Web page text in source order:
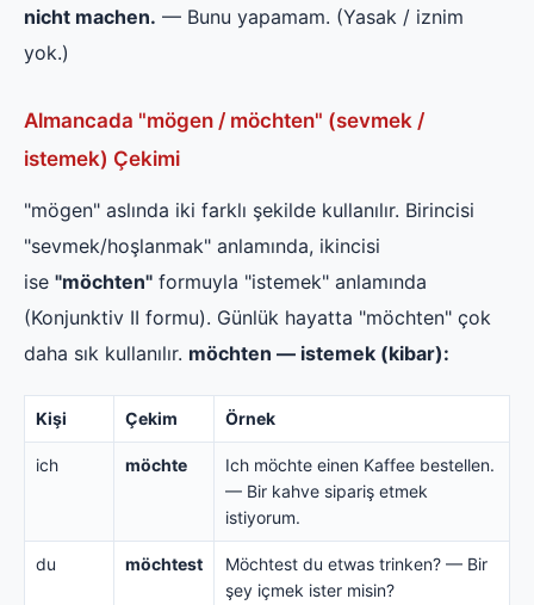
nicht machen. — Bunu yapamam. (Yasak / iznim
yok.)
Almancada "mögen / möchten" (sevmek /
istemek) Çekimi
"mögen" aslında iki farklı şekilde kullanılır. Birincisi
"sevmek/hoşlanmak" anlamında, ikincisi
ise "möchten" formuyla "istemek" anlamında
(Konjunktiv II formu). Günlük hayatta "möchten" çok
daha sık kullanılır. möchten — istemek (kibar):
Kişi Çekim Örnek
ich möchte
Ich möchte einen Kaffee bestellen.
— Bir kahve sipariş etmek
istiyorum.
du möchtest
Möchtest du etwas trinken? — Bir
şey içmek ister misin?